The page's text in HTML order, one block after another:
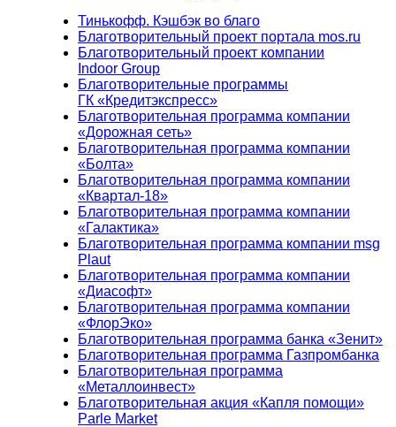
Тинькофф. Кэшбэк во благо
Благотворительный проект портала mos.ru
Благотворительный проект компании
Indoor Group
Благотворительные программы
ГК «Кредитэкспресс»
Благотворительная программа компании
«Дорожная сеть»
Благотворительная программа компании
«Болта»
Благотворительная программа компании
«Квартал-18»
Благотворительная программа компании
«Галактика»
Благотворительная программа компании msg
Plaut
Благотворительная программа компании
«Диасофт»
Благотворительная программа компании
«ФлорЭко»
Благотворительная программа банка «Зенит»
Благотворительная программа Газпромбанка
Благотворительная программа
«Металлоинвест»
Благотворительная акция «Капля помощи»
Parle Market